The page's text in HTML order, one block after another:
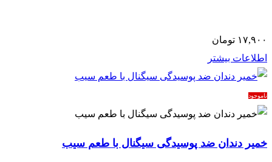
۱۷,۹۰۰ تومان
اطلاعات بیشتر
ناموجود
خمیر دندان ضد‌ پوسیدگی سیگنال با طعم سیب